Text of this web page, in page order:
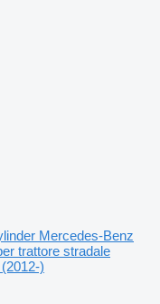
Mercedes-Benz
trattore stradale
)